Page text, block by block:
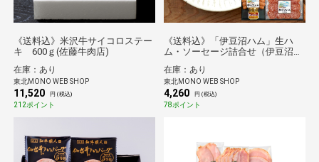
《送料込》米沢牛サイコロステー
キ 600ｇ(佐藤牛肉店)
在庫：あり
東北MONO WEB SHOP
11,520 円 (税込)
212ポイント
《送料込》「伊豆沼ハム」生ハ
ム・ソーセージ詰合せ（伊豆沼農
在庫：あり
東北MONO WEB SHOP
4,260 円 (税込)
78ポイント